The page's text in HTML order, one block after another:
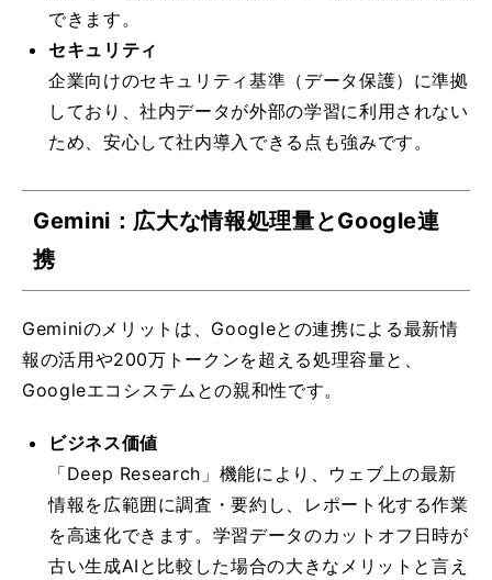
できます。
セキュリティ
企業向けのセキュリティ基準（データ保護）に準拠
しており、社内データが外部の学習に利用されない
ため、安心して社内導入できる点も強みです。
Gemini：広大な情報処理量とGoogle連
携
Geminiのメリットは、Googleとの連携による最新情
報の活用や200万トークンを超える処理容量と、
Googleエコシステムとの親和性です。
ビジネス価値
「Deep Research」機能により、ウェブ上の最新
情報を広範囲に調査・要約し、レポート化する作業
を高速化できます。学習データのカットオフ日時が
古い生成AIと比較した場合の大きなメリットと言え